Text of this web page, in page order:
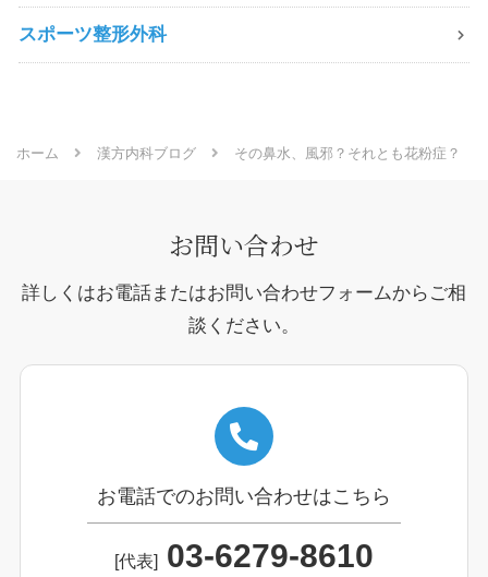
スポーツ整形外科
ホーム 漢方内科ブログ その鼻水、風邪？それとも花粉症？
お問い合わせ
詳しくはお電話またはお問い合わせフォームからご相
談ください。
お電話でのお問い合わせはこちら
[代表] 03-6279-8610